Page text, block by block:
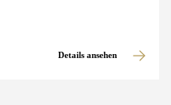
Details ansehen